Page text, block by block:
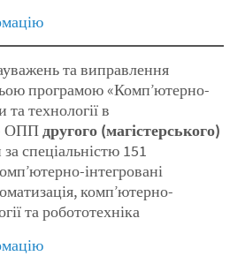
та виправлення
програмою «Комп’ютерно-
та технології в
ОППдругого (магістерського)
спеціальністю 151
інтегровані
комп’ютерно-
та робототехніка